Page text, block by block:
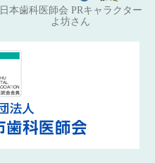
日本歯科医師会 PRキャラクター
よ坊さん